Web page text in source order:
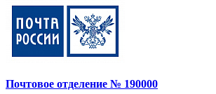
Почтовое отделение № 190000